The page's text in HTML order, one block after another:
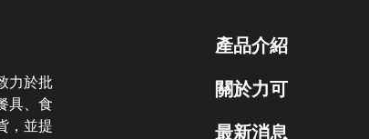
力於批
具、食
，並提
產品介紹
關於力可
最新消息